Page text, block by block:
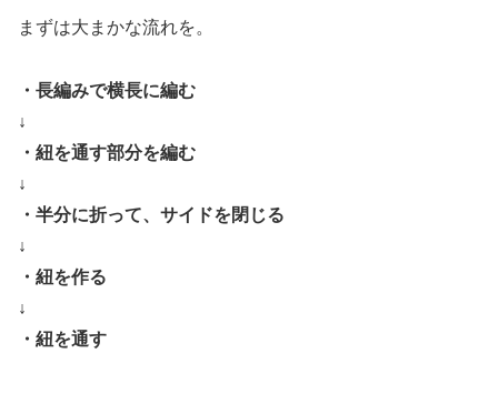
まずは大まかな流れを。
・長編みで横長に編む
↓
・紐を通す部分を編む
↓
・半分に折って、サイドを閉じる
↓
・紐を作る
↓
・紐を通す